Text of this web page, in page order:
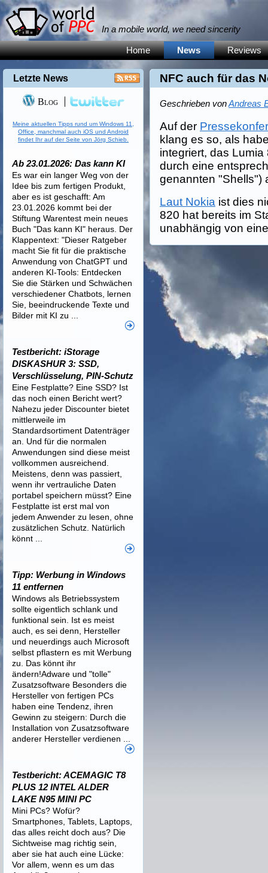
In a mobile world, we need sincerity
Home News Reviews
NFC auch für das
Geschrieben vonAndreas
Auf der
klang es so, als
integriert, das
durch eine
genannten "Shells")
Laut Nokia ist dies
820 hat bereits im
unabhängig von
Letzte News
Blog
Meine aktuellen Tipps rund um Windows 11,
Office, manchmal auch iOS und Android
findet Ihr auf der Seite von Jörg Schieb.
Ab 23.01.2026: Das kann KI
Es war ein langer Weg von der
Idee bis zum fertigen Produkt,
aber es ist geschafft: Am
23.01.2026 kommt bei der
Stiftung Warentest mein neues
Buch "Das kann KI" heraus. Der
Klappentext: "Dieser Ratgeber
macht Sie fit für die praktische
Anwendung von ChatGPT und
anderen KI-Tools: Entdecken
Sie die Stärken und Schwächen
verschiedener Chatbots, lernen
Sie, beeindruckende Texte und
Bilder mit KI zu ...
Testbericht: iStorage
DISKASHUR 3: SSD,
Verschlüsselung, PIN-Schutz
Eine Festplatte? Eine SSD? Ist
das noch einen Bericht wert?
Nahezu jeder Discounter bietet
mittlerweile im
Standardsortiment Datenträger
an. Und für die normalen
Anwendungen sind diese meist
vollkommen ausreichend.
Meistens, denn was passiert,
wenn ihr vertrauliche Daten
portabel speichern müsst? Eine
Festplatte ist erst mal von
jedem Anwender zu lesen, ohne
zusätzlichen Schutz. Natürlich
könnt ...
Tipp: Werbung in Windows
11 entfernen
Windows als Betriebssystem
sollte eigentlich schlank und
funktional sein. Ist es meist
auch, es sei denn, Hersteller
und neuerdings auch Microsoft
selbst pflastern es mit Werbung
zu. Das könnt ihr
ändern!Adware und "tolle"
Zusatzsoftware Besonders die
Hersteller von fertigen PCs
haben eine Tendenz, ihren
Gewinn zu steigern: Durch die
Installation von Zusatzsoftware
anderer Hersteller verdienen ...
Testbericht: ACEMAGIC T8
PLUS 12 INTEL ALDER
LAKE N95 MINI PC
Mini PCs? Wofür?
Smartphones, Tablets, Laptops,
das alles reicht doch aus? Die
Sichtweise mag richtig sein,
aber sie hat auch eine Lücke:
Vor allem, wenn es um das